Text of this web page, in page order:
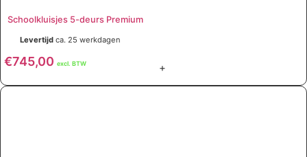
Schoolkluisjes 5-deurs Premium
Levertijdca. 25 werkdagen
€745,00 excl. BTW +